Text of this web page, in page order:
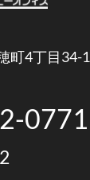
町4丁目34-1
0771